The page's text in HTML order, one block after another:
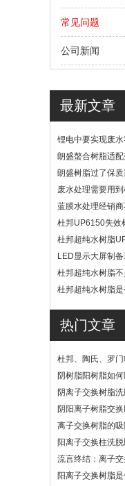
常见问题
公司新闻
最新文章
锂电中要实现废
邦软化树脂吗？
朗盛螯合树脂适
吗？
朗盛树脂过了保
废水处理需要用
脂？
蓝膜水处理经销
脂
杜邦UP6150失效
物吗？
杜邦超纯水树脂
高吗？
LED显示大屏制
邦UP6040树脂吗
杜邦超纯水树脂
景
杜邦超纯水树脂
热门文章
杜邦、陶氏、罗
阴树脂阳树脂如何
阴离子交换树脂
阴阳离子树脂交
离子交换树脂的
阳离子交换柱洗
流言终结：离子
吗
阳离子交换树脂是